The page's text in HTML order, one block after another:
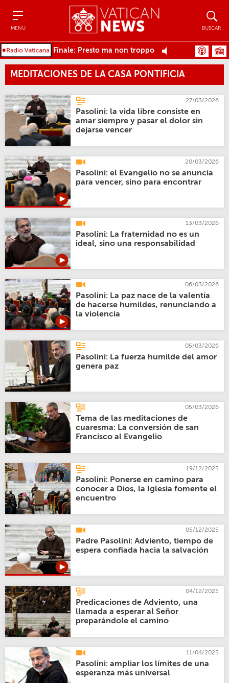
MENU BUSCAR
Finale: Presto ma non troppo
MEDITACIONES DE LA CASA PONTIFICIA
27/03/2026
Pasolini: la vida libre consiste en
amar siempre y pasar el dolor sin
dejarse vencer
20/03/2026
Pasolini: el Evangelio no se anuncia
para vencer, sino para encontrar
13/03/2026
Pasolini: La fraternidad no es un
ideal, sino una responsabilidad
06/03/2026
Pasolini: La paz nace de la valentía
de hacerse humildes, renunciando a
la violencia
05/03/2026
Pasolini: La fuerza humilde del amor
genera paz
05/03/2026
Tema de las meditaciones de
cuaresma: La conversión de san
Francisco al Evangelio
19/12/2025
Pasolini: Ponerse en camino para
conocer a Dios, la Iglesia fomente el
encuentro
05/12/2025
Padre Pasolini: Adviento, tiempo de
espera confiada hacia la salvación
04/12/2025
Predicaciones de Adviento, una
llamada a esperar al Señor
preparándole el camino
11/04/2025
Pasolini: ampliar los límites de una
esperanza más universal